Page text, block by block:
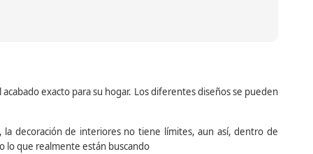
exacto para su hogar. Los diferentes diseños se pueden
decoración de interiores no tiene límites, aun así, dentro de
lo que realmente están buscando